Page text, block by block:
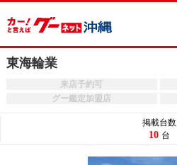
東海輪業
来店予約可
グー鑑定加盟店
掲載台数
10 台